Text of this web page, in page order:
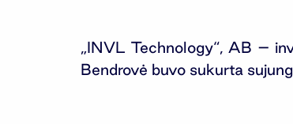
„INVL Technology“, AB –
Bendrovė buvo sukurta